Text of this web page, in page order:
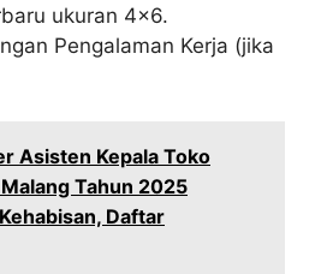
ukuran 4×6.
Pengalaman Kerja (jika
Asisten Kepala Toko
Tahun 2025
Daftar